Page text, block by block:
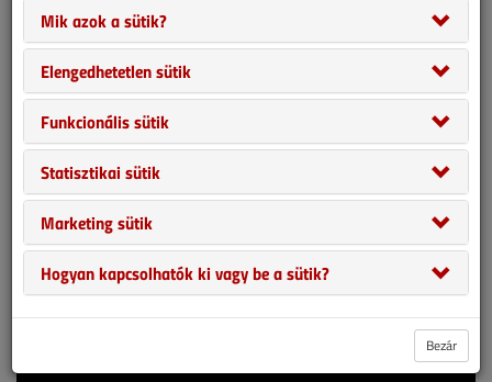
Mik azok a sütik?
Elengedhetetlen sütik
Funkcionális sütik
Statisztikai sütik
Marketing sütik
Hogyan kapcsolhatók ki vagy be a sütik?
Bezár